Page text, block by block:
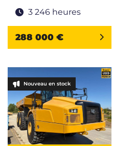
3 246 heures
288 000 €
Nouveau en stock